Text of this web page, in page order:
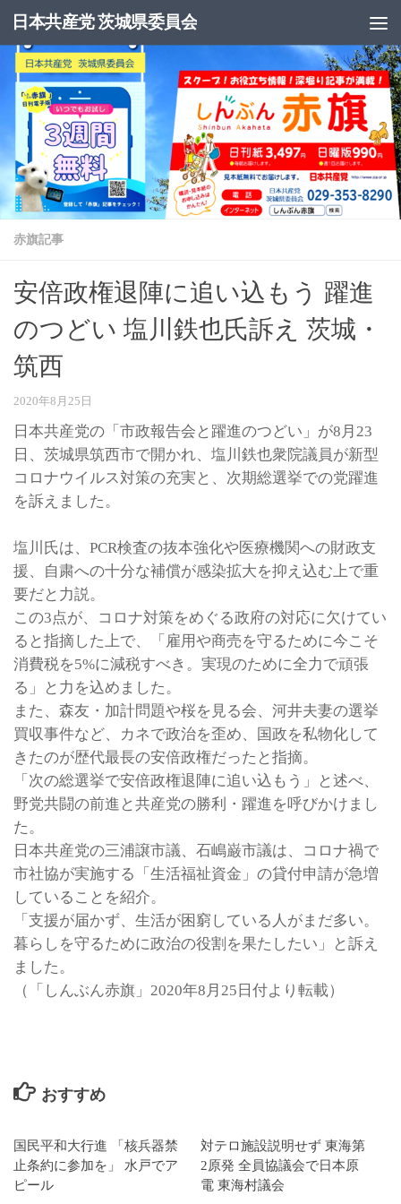
コンテンツへスキップ
日本共産党 茨城県委員会
赤旗記事
安倍政権退陣に追い込もう 躍進
のつどい 塩川鉄也氏訴え 茨城・
筑西
2020年8月25日
日本共産党の「市政報告会と躍進のつどい」が8月23
日、茨城県筑西市で開かれ、塩川鉄也衆院議員が新型
コロナウイルス対策の充実と、次期総選挙での党躍進
を訴えました。
塩川氏は、PCR検査の抜本強化や医療機関への財政支
援、自粛への十分な補償が感染拡大を抑え込む上で重
要だと力説。
この3点が、コロナ対策をめぐる政府の対応に欠けてい
ると指摘した上で、「雇用や商売を守るために今こそ
消費税を5%に減税すべき。実現のために全力で頑張
る」と力を込めました。
また、森友・加計問題や桜を見る会、河井夫妻の選挙
買収事件など、カネで政治を歪め、国政を私物化して
きたのが歴代最長の安倍政権だったと指摘。
「次の総選挙で安倍政権退陣に追い込もう」と述べ、
野党共闘の前進と共産党の勝利・躍進を呼びかけまし
た。
日本共産党の三浦譲市議、石嶋巌市議は、コロナ禍で
市社協が実施する「生活福祉資金」の貸付申請が急増
していることを紹介。
「支援が届かず、生活が困窮している人がまだ多い。
暮らしを守るために政治の役割を果たしたい」と訴え
ました。
（「しんぶん赤旗」2020年8月25日付より転載）
おすすめ
国民平和大行進 「核兵器禁
止条約に参加を」 水戸でア
ピール
対テロ施設説明せず 東海第
2原発 全員協議会で日本原
電 東海村議会